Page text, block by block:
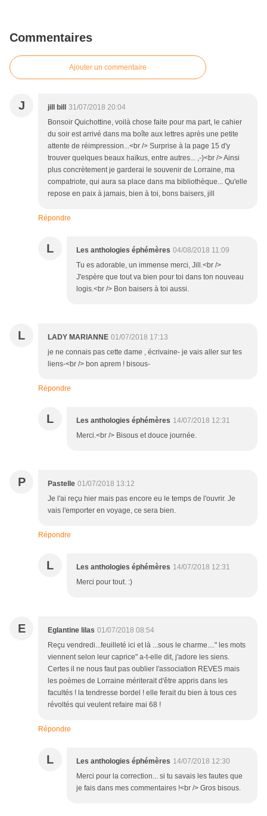
Commentaires
Ajouter un commentaire
J jill bill
31/07/2018 20:04
Bonsoir Quichottine, voilà chose faite pour ma part, le cahier
du soir est arrivé dans ma boîte aux lettres après une petite
attente de réimpression...<br /> Surprise à la page 15 d'y
trouver quelques beaux haïkus, entre autres... ,-)<br /> Ainsi
plus concrètement je garderai le souvenir de Lorraine, ma
compatriote, qui aura sa place dans ma bibliothèque... Qu'elle
repose en paix à jamais, bien à toi, bons baisers, jill
Répondre
L Les anthologies éphémères 04/08/2018 11:09
Tu es adorable, un immense merci, Jill.<br />
J'espère que tout va bien pour toi dans ton nouveau
logis.<br /> Bon baisers à toi aussi.
L LADY MARIANNE 01/07/2018 17:13
je ne connais pas cette dame , écrivaine- je vais aller sur tes
liens-<br /> bon aprem ! bisous-
Répondre
L Les anthologies éphémères 14/07/2018 12:31
Merci.<br /> Bisous et douce journée.
P Pastelle 01/07/2018 13:12
Je l'ai reçu hier mais pas encore eu le temps de l'ouvrir. Je
vais l'emporter en voyage, ce sera bien.
Répondre
L Les anthologies éphémères 14/07/2018 12:31
Merci pour tout. :)
E Eglantine lilas 01/07/2018 08:54
Reçu vendredi...feuilleté ici et là ...sous le charme...." les mots
viennent selon leur caprice" a-t-elle dit, j'adore les siens.
Certes il ne nous faut pas oublier l'association REVES mais
les poèmes de Lorraine mériterait d'être appris dans les
facultés ! la tendresse bordel ! elle ferait du bien à tous ces
révoltés qui veulent refaire mai 68 !
Répondre
L Les anthologies éphémères 14/07/2018 12:30
Merci pour la correction... si tu savais les fautes que
je fais dans mes commentaires !<br /> Gros bisous.